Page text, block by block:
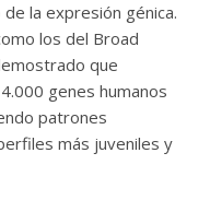
la expresión génica.
los del Broad
que
genes humanos
patrones
más juveniles y